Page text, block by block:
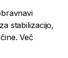
stabilizacijo,
Več